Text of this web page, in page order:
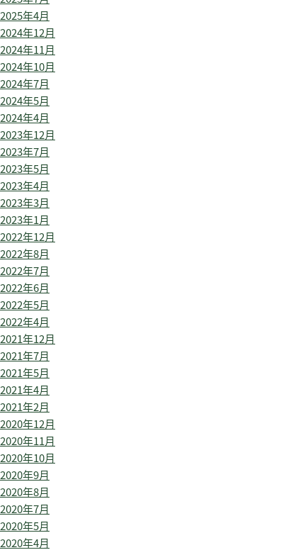
2025年4月
2024年12月
2024年11月
2024年10月
2024年7月
2024年5月
2024年4月
2023年12月
2023年7月
2023年5月
2023年4月
2023年3月
2023年1月
2022年12月
2022年8月
2022年7月
2022年6月
2022年5月
2022年4月
2021年12月
2021年7月
2021年5月
2021年4月
2021年2月
2020年12月
2020年11月
2020年10月
2020年9月
2020年8月
2020年7月
2020年5月
2020年4月